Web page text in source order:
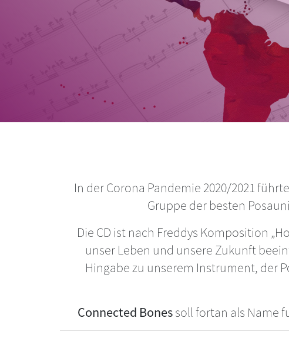
In der Corona Pandemie 2020/2021
Gruppe der besten
Die CD ist nach Freddys Komposition
unser Leben und unsere Zukunft
Hingabe zu unserem Instrument, der
Connected Bonessoll fortan als Name